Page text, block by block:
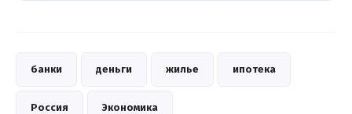
банки деньги жилье ипотека
Россия Экономика